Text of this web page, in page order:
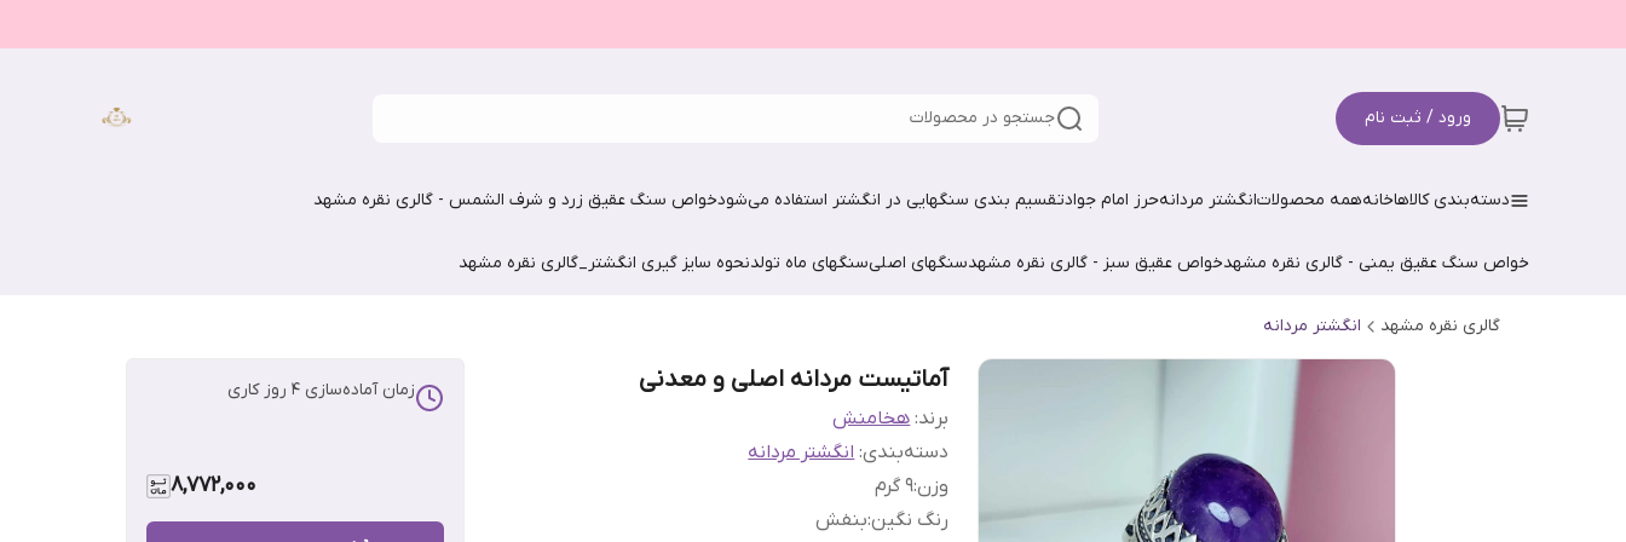
ورود / ثبت نام جستجو در محصولات
دسته‌بندی کالاهاخانههمه محصولاتانگشتر مردانهحرز امام جوادتقسیم بندی سنگهایی در انگشتر استفاده می‌شودخواص سنگ عقیق زرد و شرف الشمس - گالری نقره مشهد
خواص سنگ عقیق یمنی - گالری نقره مشهدخواص عقیق سبز - گالری نقره مشهدسنگهای اصلیسنگهای ماه تولدنحوه سایز گیری انگشتر_گالری نقره مشهد
گالری نقره مشهد انگشتر مردانه
آماتیست مردانه اصلی و معدنی
برند: هخامنش
دسته‌بندی:انگشتر مردانه
وزن:۹ گرم
رنگ نگین:بنفش
زمان آماده‌سازی 4 روز کاری
8,772,000